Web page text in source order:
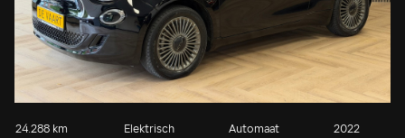
24.288 km Elektrisch Automaat 2022